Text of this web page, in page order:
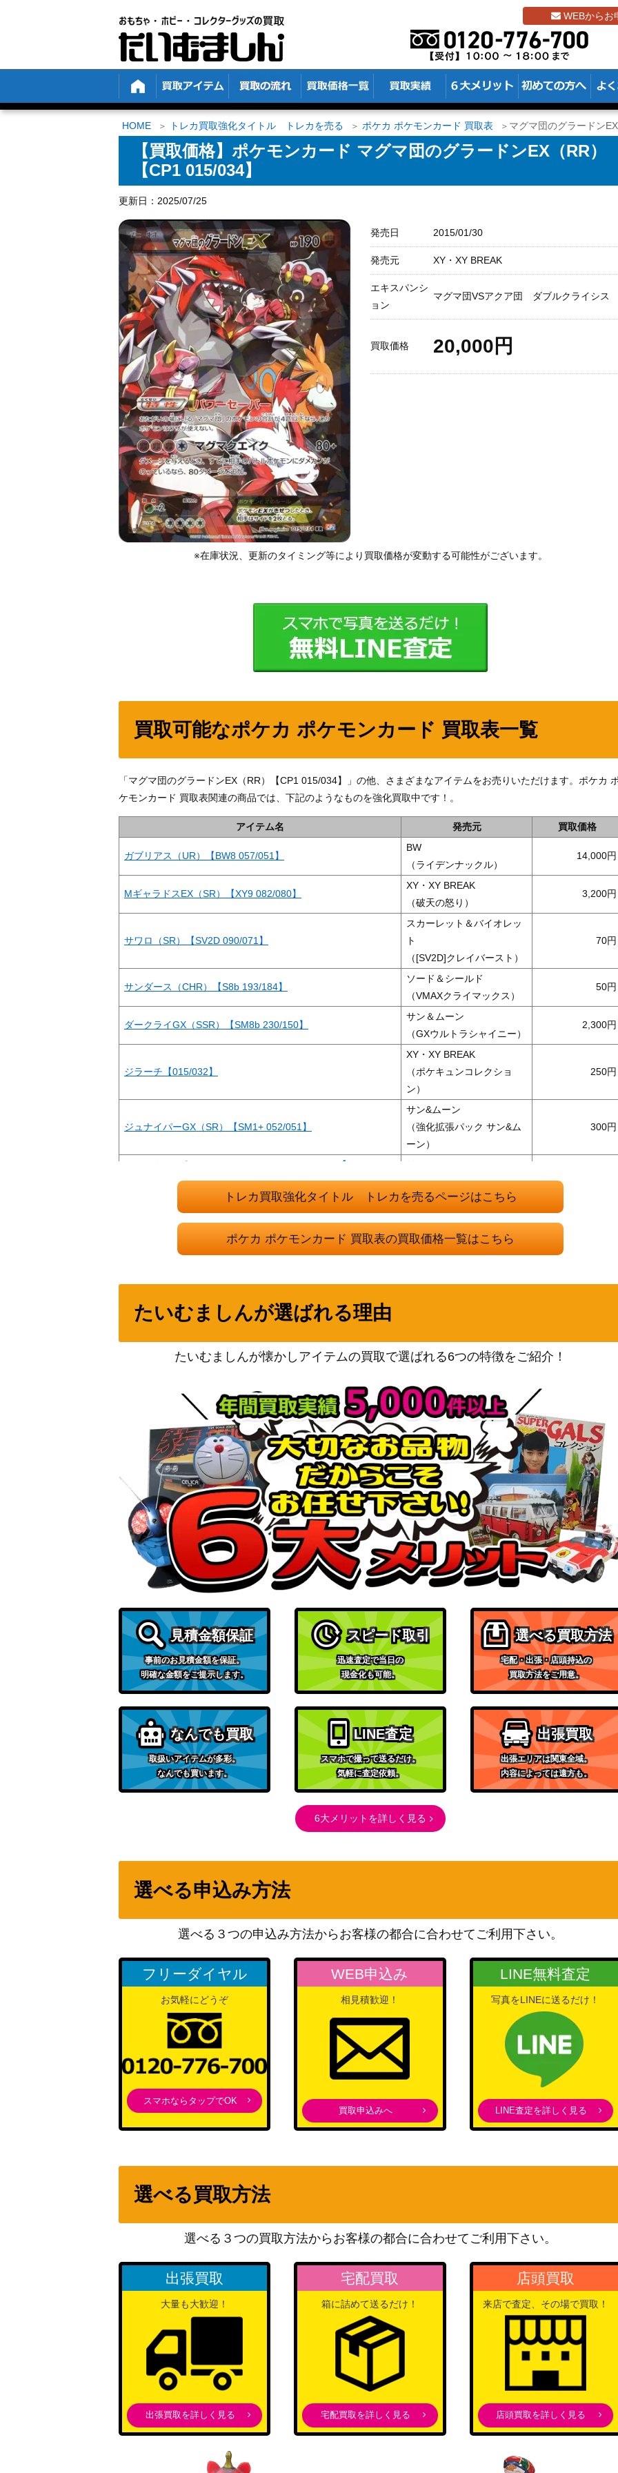
WEBからお
HOME トレカ買取強化タイトル トレカを売る ポケカ ポケモンカード 買取表 マグマ団のグラードン
【買取価格】ポケモンカード マグマ団のグラードンEX（RR）
【CP1 015/034】
更新日：2025/07/25
発売日 2015/01/30
発売元 XY・XY BREAK
エキスパンシ
ョン
マグマ団VSアクア団 ダブルクライシス
買取価格 20,000円
※在庫状況、更新のタイミング等により買取価格が変動する可能性がございます。
買取可能なポケカ ポケモンカード 買取表一覧
「マグマ団のグラードンEX（RR）【CP1 015/034】」の他、さまざまなアイテムをお売りいただけます。ポケカ
ケモンカード 買取表関連の商品では、下記のようなものを強化買取中です！。
アイテム名 発売元 買取価格
ガブリアス（UR）【BW8 057/051】
BW
（ライデンナックル）
14,000
MギャラドスEX（SR）【XY9 082/080】
XY・XY BREAK
（破天の怒り）
3,200
サワロ（SR）【SV2D 090/071】
スカーレット＆バイオレッ
ト
（[SV2D]クレイバースト）
70
サンダース（CHR）【S8b 193/184】
ソード＆シールド
（VMAXクライマックス）
50
ダークライGX（SSR）【SM8b 230/150】
サン＆ムーン
（GXウルトラシャイニー）
2,300
ジラーチ【015/032】
XY・XY BREAK
（ポケキュンコレクショ
ン）
250
ジュナイパーGX（SR）【SM1+ 052/051】
サン&ムーン
（強化拡張パック サン&ム
ーン）
300
カメックス&ポッチャマGX（スペシャルアート）【SM11a 07
（リミックスバウト）
ナンジャモのハラバリーex（UR）【SV9 130/100】
スカーレット＆バイオレッ
ト
（バトルパートナーズ）
BW
リーフィアGX（SR）【SM5S 067/066】
ホウオウ（プレミアムファイル3 ）【neoP3】
（プレミアムファイル3）
300
（第1弾基本拡張パック）
ガブリアスex (SAR)【sv3a 085/062】
スカーレット＆バイオレッ
ト
（レイジングサーフ）
1,300
シマボシ（SR）【S9a 080/067】
ソード&シールド
（バトルリージョン）
300
サザンドラex（SAR）【sv11W 171/086】
スカーレット＆バイオレッ
ト
（ホワイトフレア）
3,300
デンリュウEX（SR）【XY7 085/081】
XY・XY BREAK
（[XY7]バンデットリング）
1,600
（VMAXクライマックス）
ヨコハマのピカチュウ（プロモ）【283/SM-P】
サン&ムーン
（プロモ）
12,000
サダイジャV（SR）【s1a 075/070】
ソード&シールド
（VMAXライジング）
150
ラティアス＆ラティオスGX（SR/SA）【SM9 105/095】
サン＆ムーン
（タッグボルト）
60,000
アヤシシV（SR）【S10D 076/067】
ソード&シールド
（タイムゲイザー）
200
ピカチュウ（CHR）【SM11b 054/049】
サン&ムーン
（ドリームリーグ）
6,000
マリィ（エクストラバトルの日）【PROMO 340/S-P】
ソード&シールド
サン&ムーン
ジャミングタワー（UR）【SV10 132/098】
ト
（ロケット団の栄光）
1,400
ゼラオラGX（HR）【SM7a 069/060】
サン&ムーン
900
わるいスリーパー（R）【043/084】 800
サザンドラEX（SR）【XY6 084/078】
（エメラルドブレイク）
2,100
ゲンガーex（SR）【SV5K 088/071】
スカーレット＆バイオレッ
（ワイルドフォース）
ルカリオGX（HR）【SM5+ 059/050】
サン&ムーン
4,200
ヒガナの決意（HR)【s7R 086/067】
GR団のミュウツー【旧裏面：ポケモンカードGB2プロモ】
旧裏面
カイオーガex（プロモ）
（プロモ）
ピカチュウ（藤田ニコル コラボ/プロモ）【XY-P】
グレイシアVMAX（HR/sa)【S6a 091/069】
ユキメノコex（SR）【sv3a 075/062】
スカーレット＆バイオレッ
ト
（レイジングサーフ）
50
エースバーンV（SR）【s1a 072/070】
トレカ買取強化タイトル トレカを売るページはこちら
ポケカ ポケモンカード 買取表の買取価格一覧はこちら
たいむましんが選ばれる理由
たいむましんが懐かしアイテムの買取で選ばれる6つの特徴をご紹介！
見積金額保証
事前のお見積金額を保証。
明確な金額をご提示します。
スピード取引
迅速査定で当日の
現金化も可能。
選べる買取方法
宅配・出張・店頭持込の
買取方法をご用意。
なんでも買取
取扱いアイテムが多彩。
なんでも買います。
LINE査定
スマホで撮って送るだけ。
気軽に査定依頼。
出張買取
出張エリアは関東全域。
内容によっては遠方も。
6大メリットを詳しく見る
選べる申込み方法
選べる３つの申込み方法からお客様の都合に合わせてご利用下さい。
フリーダイヤル
お気軽にどうぞ
スマホならタップでOK
WEB申込み
相見積歓迎！
買取申込みへ
LINE無料査定
写真をLINEに送るだけ！
LINE査定を詳しく見る
選べる買取方法
選べる３つの買取方法からお客様の都合に合わせてご利用下さい。
出張買取
大量も大歓迎！
出張買取を詳しく見る
宅配買取
箱に詰めて送るだけ！
宅配買取を詳しく見る
店頭買取
来店で査定、その場で買取！
店頭買取を詳しく見る